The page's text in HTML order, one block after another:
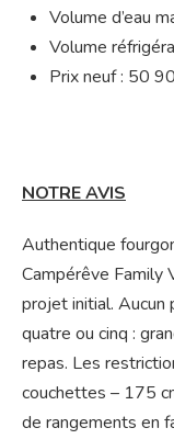
Volume d’eau
Volume
Prix neuf : 50
NOTRE AVIS
Authentique
Campérêve Family
projet initial. Aucun
quatre ou cinq :
repas. Les
couchettes – 175
de rangements en